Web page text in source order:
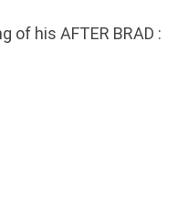
of his AFTER BRAD :